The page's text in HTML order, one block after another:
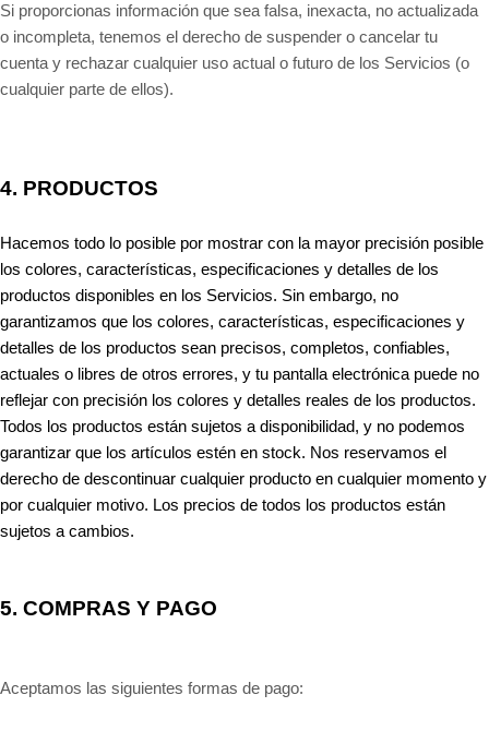
Si proporcionas información que sea falsa, inexacta, no actualizada
o incompleta, tenemos el derecho de suspender o cancelar tu
cuenta y rechazar cualquier uso actual o futuro de los Servicios (o
cualquier parte de ellos).
4. PRODUCTOS
Hacemos todo lo posible por mostrar con la mayor precisión posible
los colores, características, especificaciones y detalles de los
productos disponibles en los Servicios. Sin embargo, no
garantizamos que los colores, características, especificaciones y
detalles de los productos sean precisos, completos, confiables,
actuales o libres de otros errores, y tu pantalla electrónica puede no
reflejar con precisión los colores y detalles reales de los productos.
Todos los productos están sujetos a disponibilidad, y no podemos
garantizar que los artículos estén en stock. Nos reservamos el
derecho de descontinuar cualquier producto en cualquier momento y
por cualquier motivo. Los precios de todos los productos están
sujetos a cambios.
5. COMPRAS Y PAGO
Aceptamos las siguientes formas de pago: